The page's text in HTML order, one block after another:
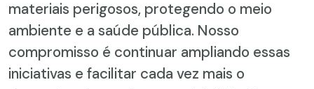
materiais perigosos, protegendo o meio
ambiente e a saúde pública. Nosso
compromisso é continuar ampliando essas
iniciativas e facilitar cada vez mais o